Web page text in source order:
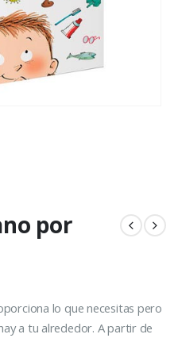
por
lo que necesitas pero
a tu alrededor. A partir de